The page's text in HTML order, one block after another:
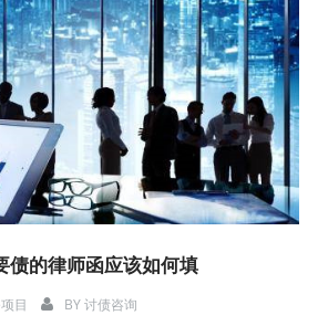
债的律师函应该如何填
目 BY讨债咨询